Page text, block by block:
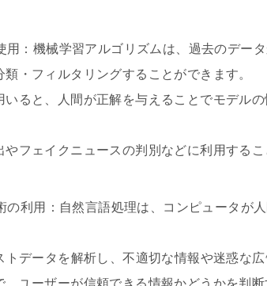
：機械学習アルゴリズムは、過去のデー
・フィルタリングすることができます。
ると、人間が正解を与えることでモデル
フェイクニュースの判別などに利用するこ
の利用：自然言語処理は、コンピュータが
データを解析し、不適切な情報や迷惑な広
ユーザーが信頼できる情報かどうかを判断